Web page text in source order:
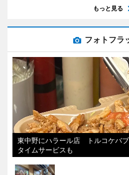
もっと見る
フォトフラ
東中野にハラール店 トルコケバブ
タイムサービスも